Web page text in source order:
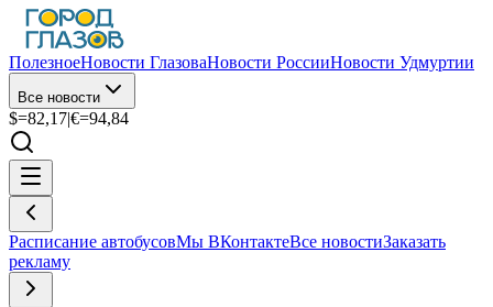
ПолезноеНовости ГлазоваНовости РоссииНовости Удмуртии
Все новости
$=82,17|€=94,84
Расписание автобусовМы ВКонтактеВсе новостиЗаказать
рекламу